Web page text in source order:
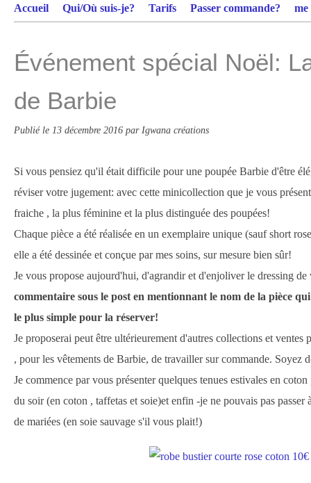
Accueil Qui/Où suis-je? Tarifs Passer commande?
Événement spécial Noël:
de Barbie
Publié le 13 décembre 2016 par Igwana créations
Si vous pensiez qu'il était difficile pour une poupée Barbie d'être
réviser votre jugement: avec cette minicollection que je vous
fraiche , la plus féminine et la plus distinguée des poupées!
Chaque pièce a été réalisée en un exemplaire unique (sauf short
elle a été dessinée et conçue par mes soins, sur mesure bien sûr!
Je vous propose aujourd'hui, d'agrandir et d'enjoliver le dressing
commentaire sous le post en mentionnant le nom de la pièce
le plus simple pour la réserver!
Je proposerai peut être ultérieurement d'autres collections et ventes
, pour les vêtements de Barbie, de travailler sur commande. Soyez
Je commence par vous présenter quelques tenues estivales en
du soir (en coton , taffetas et soie)et enfin -je ne pouvais pas passer
de mariées (en soie sauvage s'il vous plait!)